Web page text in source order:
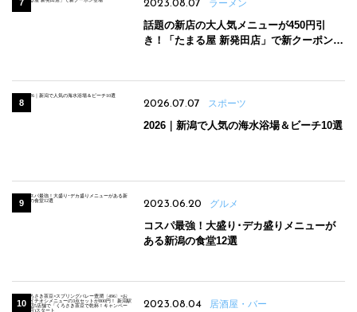
2023.08.07 ラーメン
話題の新店の大人気メニューが450円引
き！「たまる屋 新発田店」で新クーポン登
2026.07.07 スポーツ
2026｜新潟で人気の海水浴場＆ビーチ10選
2023.06.20 グルメ
コスパ最強！大盛り･デカ盛りメニューが
ある新潟の食堂12選
2023.08.04 居酒屋・バー